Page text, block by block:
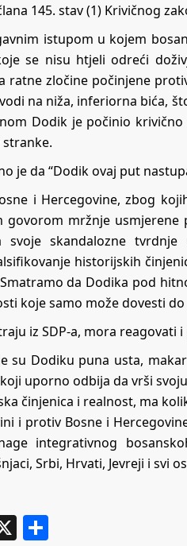
145. stav (1) Krivičnog
istupom u kojem
se nisu htjeli odreći
ratne zločine počinjene
na niža, inferiorna bića,
Dodik je počinio
stranke.
je da “Dodik ovaj put
i Hercegovine, zbog
mržnje
svoje skandalozne
historijskih
da Dodika pod
koje samo može dovesti do
iz SDP-a, mora reagovati
su Dodiku puna usta,
uporno odbija da vrši
činjenica i realnost, ma
i protiv Bosne i
integrativnog
Srbi, Hrvati, Jevreji i svi
X